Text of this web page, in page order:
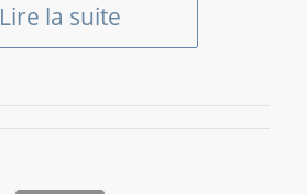
Lire la suite